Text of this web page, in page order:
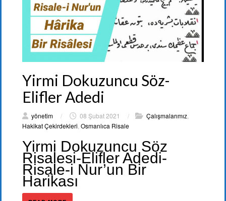
Yirmi Dokuzuncu Söz-
Elifler Adedi
yönetim / 08 Şubat 2021 / Çalışmalarımız
Hakikat Çekirdekleri Osmanlıca Risale
Yirmi Dokuzuncu Söz
Risalesi-Elifler Adedi-
Risale-i Nur’un Bir
Harikası